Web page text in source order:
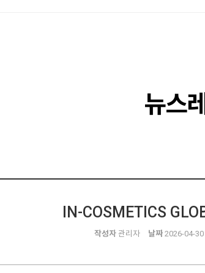
뉴스
IN-COSMETICS
작성자관리자 날짜2026-04-30